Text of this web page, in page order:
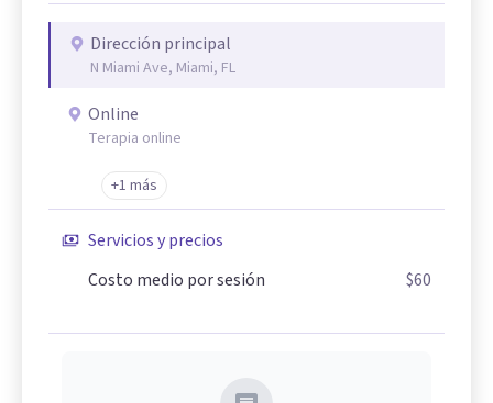
Dirección principal
N Miami Ave, Miami, FL
Online
Terapia online
+1 más
Servicios y precios
Costo medio por sesión
$60